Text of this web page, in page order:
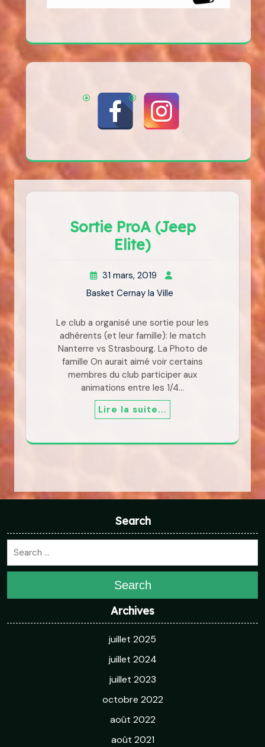
Sortie ProA (Jeep
Elite)
31 mars, 2019
Basket Cernay la Ville
Le club a organisé une sortie pour les
adhérents (et leur famille): le match
Nanterre vs Strasbourg. La Photo de
famille On aurait aimé voir certains
membres du club participer aux
animations entre les 1/4…
Lire la suite...
Search
Search
Archives
juillet 2025
juillet 2024
juillet 2023
octobre 2022
août 2022
août 2021